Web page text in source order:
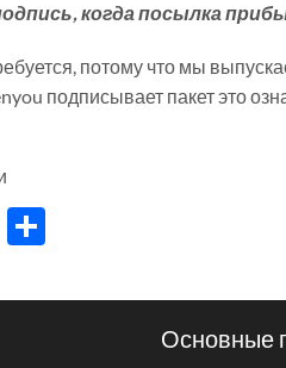
когда посылка
потому что мы
подписывает пакет это
分
Основные